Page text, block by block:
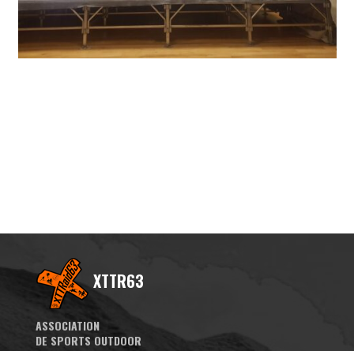
XTTR63
ASSOCIATION
DE SPORTS OUTDOOR